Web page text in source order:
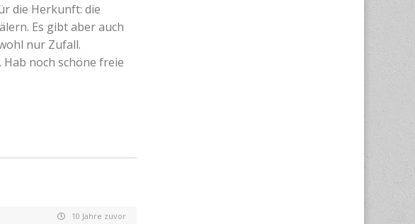
die Herkunft: die
Es gibt aber auch
nur Zufall.
noch schöne freie
10 Jahre zuvor